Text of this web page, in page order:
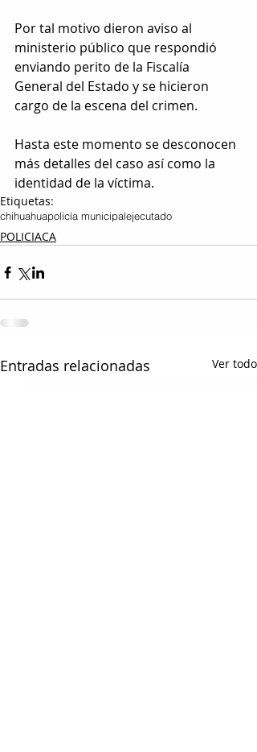
Por tal motivo dieron aviso al
ministerio público que respondió
enviando perito de la Fiscalía
General del Estado y se hicieron
cargo de la escena del crimen.
Hasta este momento se desconocen
más detalles del caso así como la
identidad de la víctima.
Etiquetas:
chihuahuapolicía municipalejecutado
POLICIACA
Entradas relacionadas Ver todo